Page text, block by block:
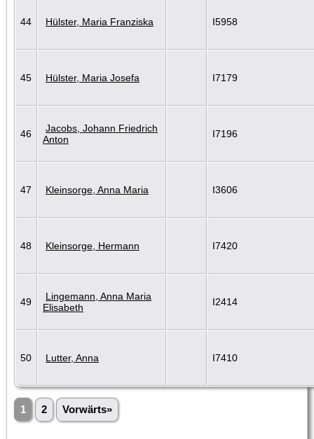
44 Hülster, Maria Franziska I5958
45 Hülster, Maria Josefa I7179
46
Jacobs, Johann Friedrich
Anton
I7196
47 Kleinsorge, Anna Maria I3606
48 Kleinsorge, Hermann I7420
49
Lingemann, Anna Maria
Elisabeth
I2414
50 Lutter, Anna I7410
1 2 Vorwärts»